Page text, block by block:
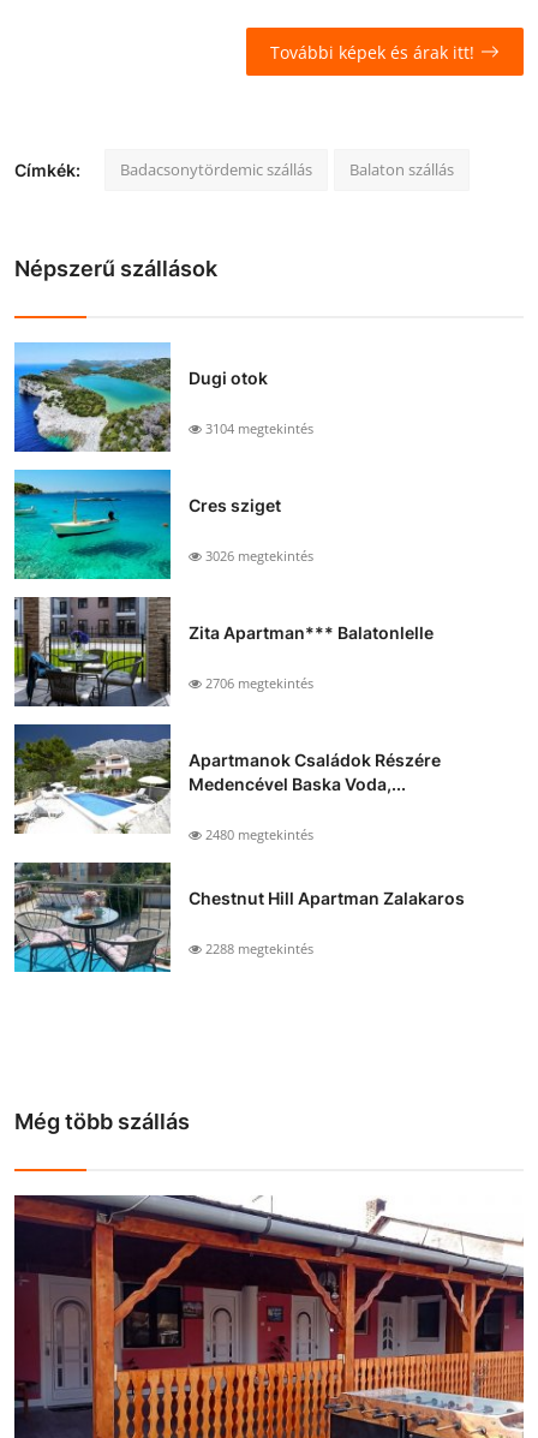
További képek és árak itt!
Címkék: Badacsonytördemic szállás Balaton szállás
Népszerű szállások
Dugi otok
3104 megtekintés
Cres sziget
3026 megtekintés
Zita Apartman*** Balatonlelle
2706 megtekintés
Apartmanok Családok Részére
Medencével Baska Voda,...
2480 megtekintés
Chestnut Hill Apartman Zalakaros
2288 megtekintés
Még több szállás